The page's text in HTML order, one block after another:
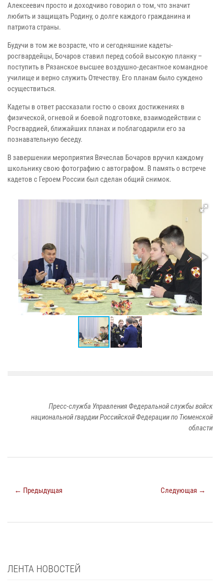
Алексеевич просто и доходчиво говорил о том, что значит
любить и защищать Родину, о долге каждого гражданина и
патриота страны.
Будучи в том же возрасте, что и сегодняшние кадеты-
росгвардейцы, Бочаров ставил перед собой высокую планку –
поступить в Рязанское высшее воздушно-десантное командное
училище и верно служить Отечеству. Его планам было суждено
осуществиться.
Кадеты в ответ рассказали гостю о своих достижениях в
физической, огневой и боевой подготовке, взаимодействии с
Росгвардией, ближайших планах и поблагодарили его за
познавательную беседу.
В завершении мероприятия Вячеслав Бочаров вручил каждому
школьнику свою фотографию с автографом. В память о встрече
кадетов с Героем России был сделан общий снимок.
Пресс-служба Управления Федеральной службы войск
национальной гвардии Российской Федерации по Тюменской
области
← Предыдущая Следующая →
ЛЕНТА НОВОСТЕЙ